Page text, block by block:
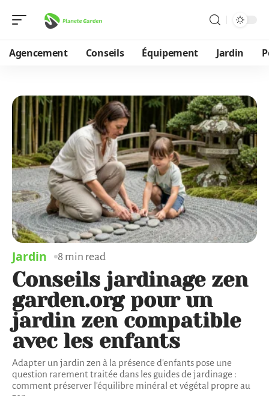
Agencement Conseils Équipement Jardin
Jardin 8 min read
Conseils jardinage zen
garden.org pour un
jardin zen compatible
avec les enfants
Adapter un jardin zen à la présence d'enfants pose une
question rarement traitée dans les guides de jardinage :
comment préserver l'équilibre minéral et végétal propre au